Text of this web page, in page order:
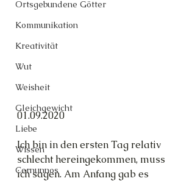
Ortsgebundene Götter
Kommunikation
Kreativität
Wut
Weisheit
Gleichgewicht
Liebe
Wissen
Cernunnos
01.09.2020
Ich bin in den ersten Tag relativ
schlecht hereingekommen, muss
ich sagen. Am Anfang gab es